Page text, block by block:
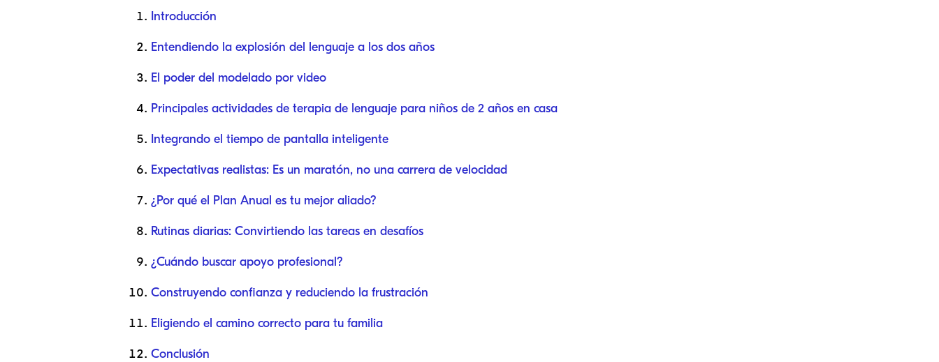
Introducción
Entendiendo la explosión del lenguaje a los dos años
El poder del modelado por video
Principales actividades de terapia de lenguaje para niños de 2 años en casa
Integrando el tiempo de pantalla inteligente
Expectativas realistas: Es un maratón, no una carrera de velocidad
¿Por qué el Plan Anual es tu mejor aliado?
Rutinas diarias: Convirtiendo las tareas en desafíos
¿Cuándo buscar apoyo profesional?
Construyendo confianza y reduciendo la frustración
Eligiendo el camino correcto para tu familia
Conclusión